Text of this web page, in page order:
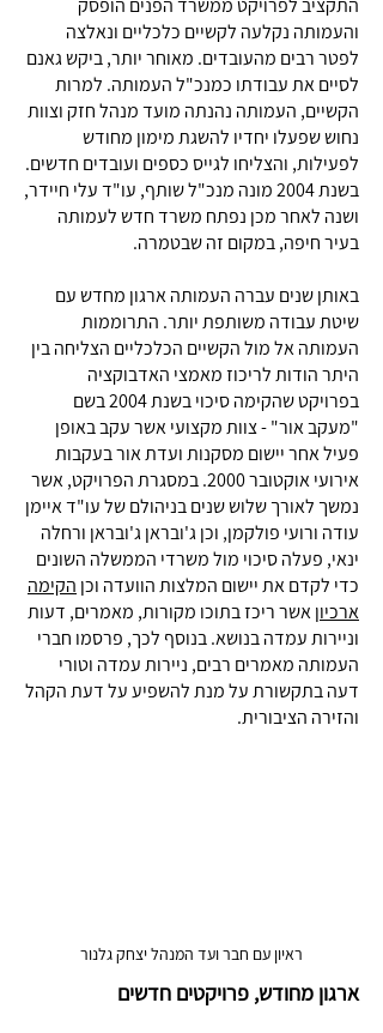
התקציב לפרויקט ממשרד הפנים הופסק
והעמותה נקלעה לקשיים כלכליים ונאלצה
לפטר רבים מהעובדים. מאוחר יותר, ביקש גאנם
לסיים את עבודתו כמנכ"ל העמותה. למרות
הקשיים, העמותה נהנתה מועד מנהל חזק וצוות
נחוש שפעלו יחדיו להשגת מימון מחודש
לפעילות, והצליחו לגייס כספים ועובדים חדשים.
בשנת 2004 מונה מנכ"ל שותף, עו"ד עלי חיידר,
ושנה לאחר מכן נפתח משרד חדש לעמותה
בעיר חיפה, במקום זה שבטמרה.
באותן שנים עברה העמותה ארגון מחדש עם
שיטת עבודה משותפת יותר. התרוממות
העמותה אל מול הקשיים הכלכליים הצליחה בין
היתר הודות לריכוז מאמצי האדבוקציה
בפרויקט שהקימה סיכוי בשנת 2004 בשם
"מעקב אור" - צוות מקצועי אשר עקב באופן
פעיל אחר יישום מסקנות ועדת אור בעקבות
אירועי אוקטובר 2000. במסגרת הפרויקט, אשר
נמשך לאורך שלוש שנים בניהולם של עו"ד איימן
עודה ורועי פולקמן, וכן ג'ובראן ג'ובראן ורחלה
ינאי, פעלה סיכוי מול משרדי הממשלה השונים
כדי לקדם את יישום המלצות הוועדה וכן הקימה
ארכיוןאשר ריכז בתוכו מקורות, מאמרים, דעות
וניירות עמדה בנושא. בנוסף לכך, פרסמו חברי
העמותה מאמרים רבים, ניירות עמדה וטורי
דעה בתקשורת על מנת להשפיע על דעת הקהל
והזירה הציבורית.
ראיון עם חבר ועד המנהל יצחק גלנור
ארגון מחודש, פרויקטים חדשים